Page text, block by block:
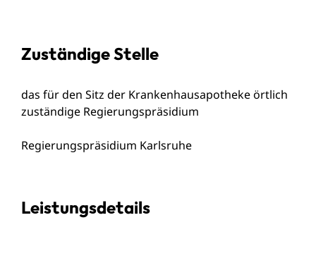
Zuständige Stelle
das für den Sitz der Krankenhausapotheke örtlich
zuständige Regierungspräsidium
Regierungspräsidium Karlsruhe
Leistungsdetails